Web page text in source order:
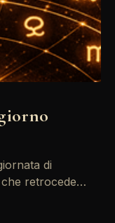
retrocede
l'engagement